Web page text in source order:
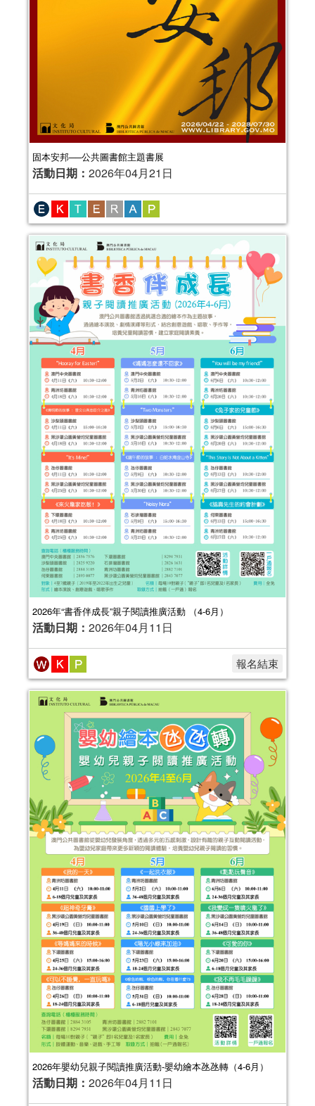
固本安邦──公共圖書館主題書展
活動日期： 2026年04月21日
2026年“書香伴成長”親子閱讀推廣活動 （4-6月）
活動日期： 2026年04月11日
報名結束
2026年嬰幼兒親子閱讀推廣活動-嬰幼繪本氹氹轉（4-6月）
活動日期： 2026年04月11日
2025年“節慶齊齊樂—親子閱讀工作坊”
活動日期：2025年07月05日
報名結束
2025年嬰幼兒親子閱讀推廣活動-嬰幼
繪本氹氹轉（7-9月）
活動日期： 2025年07月05日
報名結束